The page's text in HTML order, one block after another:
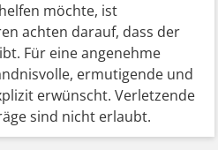
möchte, ist
achten darauf, dass der
Für eine angenehme
ermutigende und
erwünscht. Verletzende
sind nicht erlaubt.